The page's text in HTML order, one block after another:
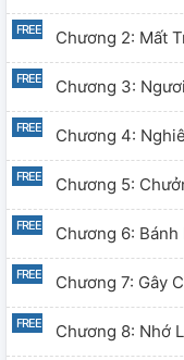
Chương 2: Mất
Chương 3:
Chương 4:
Chương 5:
Chương 6: Bánh
Chương 7: Gây
Chương 8: Nhớ